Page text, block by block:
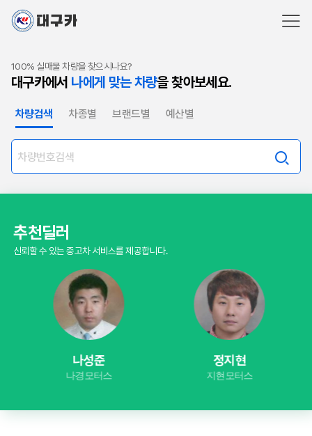
100% 실매물 차량을 찾으시나요?
대구카에서 나에게 맞는 차량을 찾아보세요.
차량검색 차종별 브랜드별 예산별
추천딜러
신뢰할 수 있는 중고차 서비스를 제공합니다.
나성준
나경모터스
정지현
지현모터스